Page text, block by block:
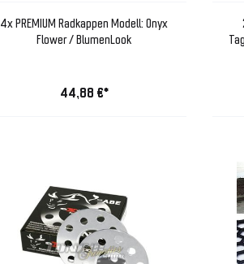
4x PREMIUM Radkappen Modell: Onyx
Flower / BlumenLook
44,88 €*